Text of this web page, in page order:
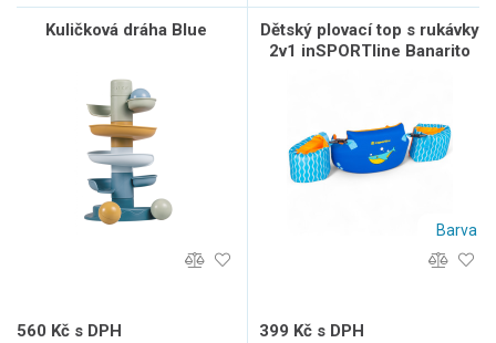
Kuličková dráha Blue
560 Kč s DPH
Dětský plovací top s rukávky
2v1 inSPORTline Banarito
Barva
399 Kč s DPH